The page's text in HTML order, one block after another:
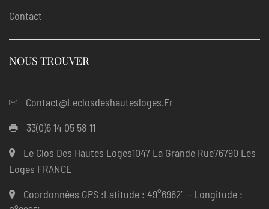
Contact
NOUS TROUVER
Contact@leclosdeshautesloges.fr
33(0)6 14 05 58 11
Le Clos Des Hautes Loges1047 La Grande Rue76790 Les
Loges FRANCE
Coordonnées GPS :Latitude : 49°6962′ – Longitude :